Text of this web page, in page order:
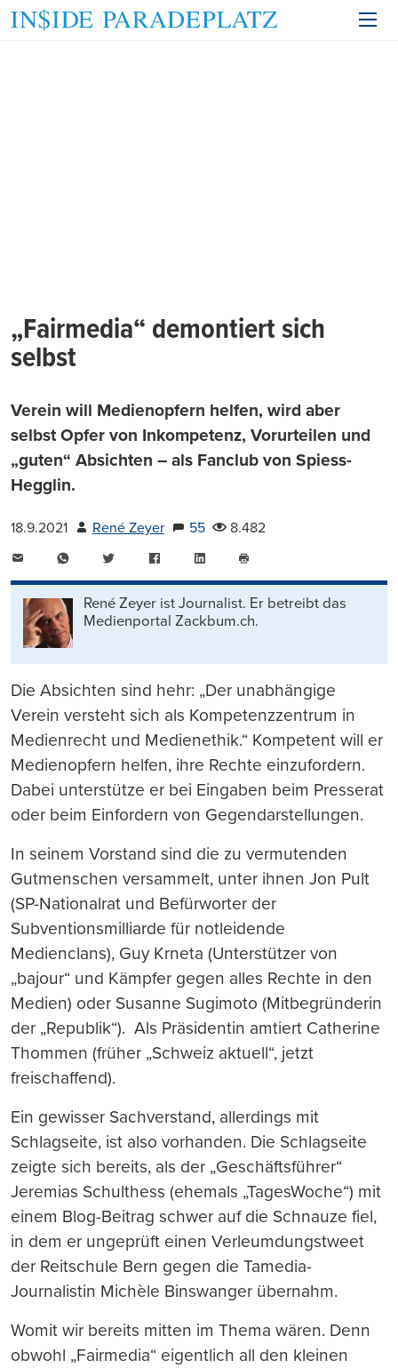
„Fairmedia“ demontiert sich
selbst
Verein will Medienopfern helfen, wird aber
selbst Opfer von Inkompetenz, Vorurteilen und
„guten“ Absichten – als Fanclub von Spiess-
Hegglin.
18.9.2021 René Zeyer 55
8.482
WhatsAppTwitter FacebookLinkedIn
drucken
René Zeyer ist Journalist. Er betreibt das
Medienportal Zackbum.ch.
Die Absichten sind hehr: „Der unabhängige
Verein versteht sich als Kompetenzzentrum in
Medienrecht und Medienethik.“ Kompetent will er
Medienopfern helfen, ihre Rechte einzufordern.
Dabei unterstütze er bei Eingaben beim Presserat
oder beim Einfordern von Gegendarstellungen.
In seinem Vorstand sind die zu vermutenden
Gutmenschen versammelt, unter ihnen Jon Pult
(SP-Nationalrat und Befürworter der
Subventionsmilliarde für notleidende
Medienclans), Guy Krneta (Unterstützer von
„bajour“ und Kämpfer gegen alles Rechte in den
Medien) oder Susanne Sugimoto (Mitbegründerin
der „Republik“). Als Präsidentin amtiert Catherine
Thommen (früher „Schweiz aktuell“, jetzt
freischaffend).
Ein gewisser Sachverstand, allerdings mit
Schlagseite, ist also vorhanden. Die Schlagseite
zeigte sich bereits, als der „Geschäftsführer“
Jeremias Schulthess (ehemals „TagesWoche“) mit
einem Blog-Beitrag schwer auf die Schnauze fiel,
in dem er ungeprüft einen Verleumdungstweet
der Reitschule Bern gegen die Tamedia-
Journalistin Michèle Binswanger übernahm.
Womit wir bereits mitten im Thema wären. Denn
obwohl „Fairmedia“ eigentlich all den kleinen